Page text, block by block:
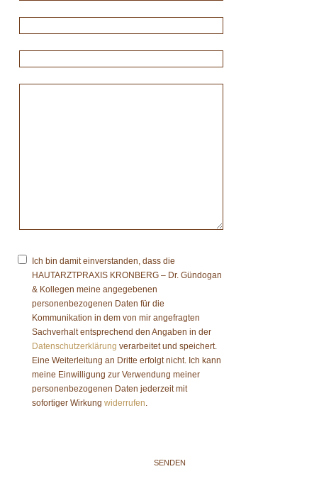
Ich bin damit einverstanden, dass die
HAUTARZTPRAXIS KRONBERG – Dr. Gündogan
& Kollegen meine angegebenen
personenbezogenen Daten für die
Kommunikation in dem von mir angefragten
Sachverhalt entsprechend den Angaben in der
Datenschutzerklärung verarbeitet und speichert.
Eine Weiterleitung an Dritte erfolgt nicht. Ich kann
meine Einwilligung zur Verwendung meiner
personenbezogenen Daten jederzeit mit
sofortiger Wirkung widerrufen.